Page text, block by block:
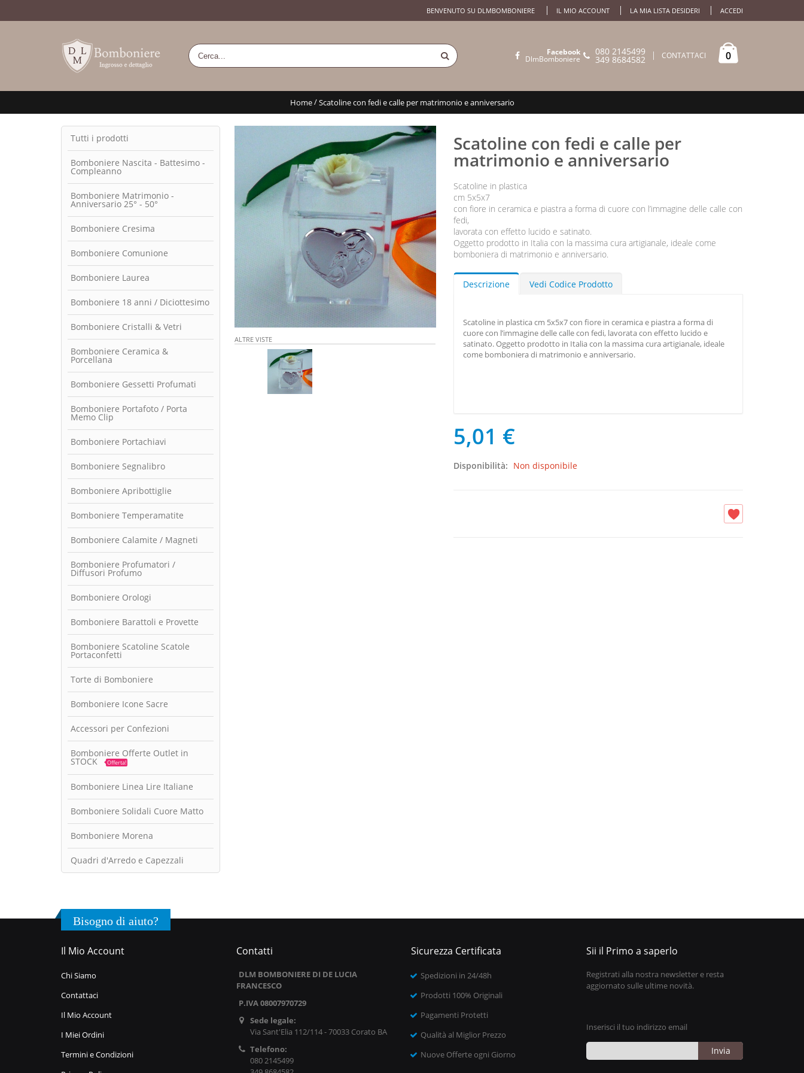
IL MIO ACCOUNT LA MIA LISTA DESIDERI ACCEDI
BENVENUTO SU DLMBOMBONIERE
Facebook
DlmBomboniere
080 2145499
349 8684582 CONTATTACI 0
Home/Scatoline con fedi e calle per matrimonio e anniversario
ALTRE VISTE
Scatoline con fedi e calle per
matrimonio e anniversario
Scatoline in plastica
cm 5x5x7
con fiore in ceramica e piastra a forma di cuore con l’immagine delle calle con
fedi,
lavorata con effetto lucido e satinato.
Oggetto prodotto in Italia con la massima cura artigianale, ideale come
bomboniera di matrimonio e anniversario.
Descrizione Vedi Codice Prodotto
Scatoline in plastica cm 5x5x7 con fiore in ceramica e piastra a forma di
cuore con l’immagine delle calle con fedi, lavorata con effetto lucido e
satinato. Oggetto prodotto in Italia con la massima cura artigianale, ideale
come bomboniera di matrimonio e anniversario.
5,01 €
Disponibilità: Non disponibile
Tutti i prodotti
Bomboniere Nascita - Battesimo -
Compleanno
Bomboniere Matrimonio -
Anniversario 25° - 50°
Bomboniere Cresima
Bomboniere Comunione
Bomboniere Laurea
Bomboniere 18 anni / Diciottesimo
Bomboniere Cristalli & Vetri
Bomboniere Ceramica &
Porcellana
Bomboniere Gessetti Profumati
Bomboniere Portafoto / Porta
Memo Clip
Bomboniere Portachiavi
Bomboniere Segnalibro
Bomboniere Apribottiglie
Bomboniere Temperamatite
Bomboniere Calamite / Magneti
Bomboniere Profumatori /
Diffusori Profumo
Bomboniere Orologi
Bomboniere Barattoli e Provette
Bomboniere Scatoline Scatole
Portaconfetti
Torte di Bomboniere
Bomboniere Icone Sacre
Accessori per Confezioni
Bomboniere Offerte Outlet in
STOCK Offerta!
Bomboniere Linea Lire Italiane
Bomboniere Solidali Cuore Matto
Bomboniere Morena
Quadri d'Arredo e Capezzali
Bisogno di aiuto?
Il Mio Account
Chi Siamo
Contattaci
Il Mio Account
I Miei Ordini
Termini e Condizioni
Contatti
DLM BOMBONIERE DI DE LUCIA
FRANCESCO
P.IVA 08007970729
Sede legale:
Via Sant'Elia 112/114 - 70033 Corato BA
Telefono:
080 2145499
Sicurezza Certificata
Spedizioni in 24/48h
Prodotti 100% Originali
Pagamenti Protetti
Qualità al Miglior Prezzo
Nuove Offerte ogni Giorno
Sii il Primo a saperlo
Registrati alla nostra newsletter e resta
aggiornato sulle ultime novità.
Inserisci il tuo indirizzo email
Invia